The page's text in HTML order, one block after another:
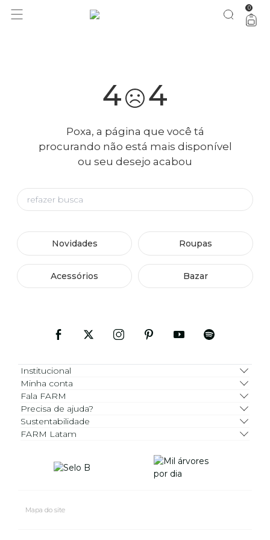
você merece 30% OFF pra comemorar com a gente aproveita! 0
4 4
Poxa, a página que você tá
procurando não está mais disponível
ou seu desejo acabou
Novidades Roupas
Acessórios Bazar
Institucional
Minha conta
Fala FARM
Precisa de ajuda?
Sustentabilidade
FARM Latam
Mapa do site